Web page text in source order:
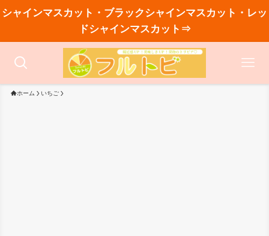
シャインマスカット・ブラックシャインマスカット・レッ
ドシャインマスカット⇒
ホーム いちご